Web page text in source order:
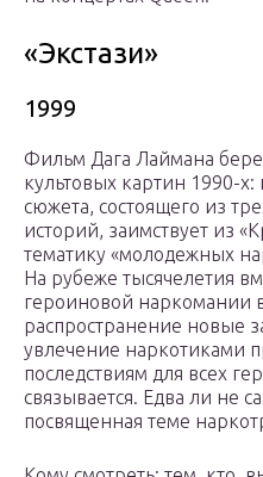
«Экстази»
1999
Фильм Дага Лаймана
культовых картин 1990-
сюжета, состоящего из
историй, заимствует из
тематику «молодежных
На рубеже тысячелетия
героиновой наркомании
распространение новые
увлечение наркотиками
последствиям для всех
связывается. Едва ли не
посвященная теме